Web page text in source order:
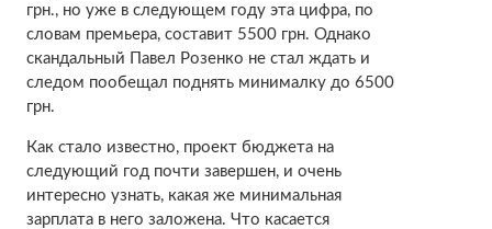
грн., но уже в следующем году эта цифра, по
словам премьера, составит 5500 грн. Однако
скандальный Павел Розенко не стал ждать и
следом пообещал поднять минималку до 6500
грн.
Как стало известно, проект бюджета на
следующий год почти завершен, и очень
интересно узнать, какая же минимальная
зарплата в него заложена. Что касается